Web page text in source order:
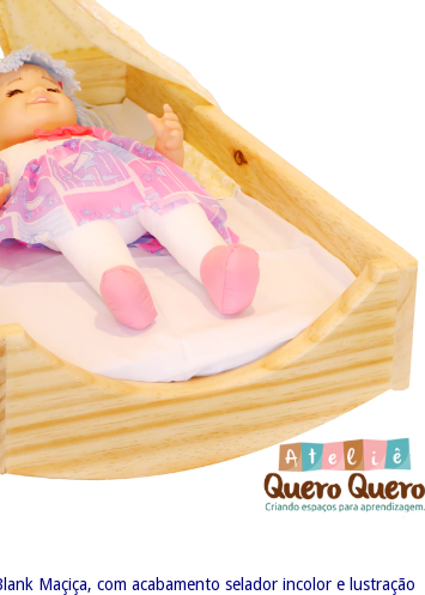
Maçiça, com acabamento selador incolor e lustração